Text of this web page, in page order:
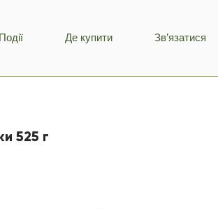
Події Де купити Зв’язатися
525 г